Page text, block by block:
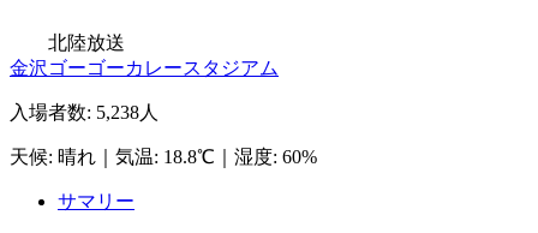
北陸放送
金沢ゴーゴーカレースタジアム
入場者数: 5,238人
天候: 晴れ 気温: 18.8℃ 湿度: 60%
サマリー